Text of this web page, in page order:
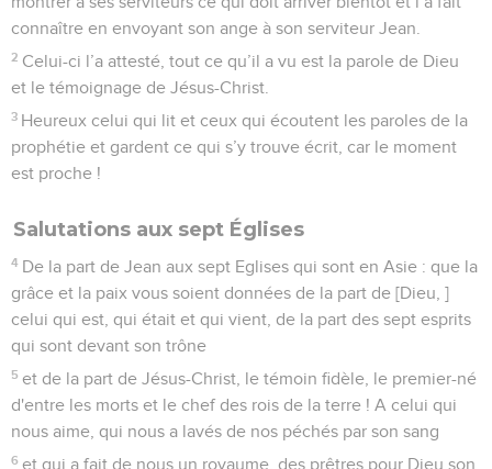
connaître en envoyant son ange à son serviteur Jean.
2 Celui-ci l’a attesté, tout ce qu’il a vu est la parole de Dieu
et le témoignage de Jésus-Christ.
3 Heureux celui qui lit et ceux qui écoutent les paroles de la
prophétie et gardent ce qui s’y trouve écrit, car le moment
est proche !
Salutations aux sept Églises
4 De la part de Jean aux sept Eglises qui sont en Asie : que la
grâce et la paix vous soient données de la part de [Dieu, ]
celui qui est, qui était et qui vient, de la part des sept esprits
qui sont devant son trône
5 et de la part de Jésus-Christ, le témoin fidèle, le premier-né
d'entre les morts et le chef des rois de la terre ! A celui qui
nous aime, qui nous a lavés de nos péchés par son sang
6 et qui a fait de nous un royaume, des prêtres pour Dieu son